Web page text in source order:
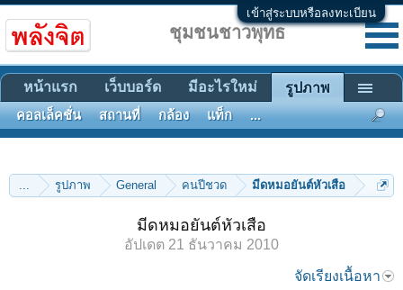
เข้าสู่ระบบหรือลงทะเบียน
... รูปภาพ General คนปีชวด มีดหมอยันต์หัวเสือ
มีดหมอยันต์หัวเสือ
อัปเดต 21 ธันวาคม 2010
จัดเรียงเนื้อหา
ชุมชนชาวพุทธ
หน้าแรก เว็บบอร์ด มีอะไรใหม่ รูปภาพ
คอลเล็คชั่น สถานที่ กล้อง แท็ก ...